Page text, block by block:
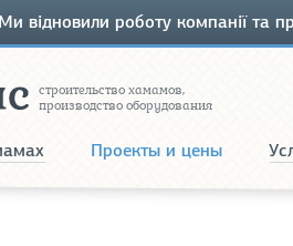
Ми відновили роботу компанії та
строительство хамамов,
производство оборудования
Проекты и цены